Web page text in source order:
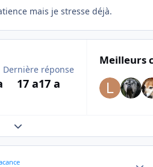
mais je stresse déjà.
Dernière réponse
17 a17 a
Meilleurs
Expand topic overview